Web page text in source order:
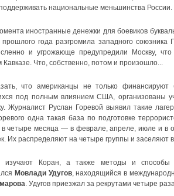
национальные меньшинства России.
иностранные денежки для боевиков
прошлого года разгромила западного
и угрожающе предупредили Москву,
Что, собственно, потом и произошло...
что американцы не только финансируют
под полным влиянием США, организованы
Журналист Руслан Горевой выявил такие
одна такая база по подготовке
четыре месяца — в феврале, апреле, июле и в
Их распределяют на четыре группы и заселяют
изучают Коран, а также методы и способы
Мовлади Удугов, находящийся в
. Удугов приезжал за рекрутами четыре